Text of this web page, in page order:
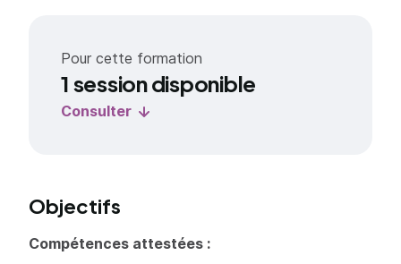
Pour cette formation
1 session disponible
Consulter
Objectifs
Compétences attestées :